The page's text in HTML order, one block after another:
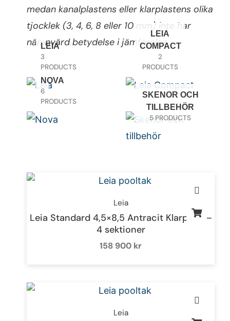
medan kanalplastens eller klarplastens olika
tjocklek (3, 4, 6, 8 eller 10 mm) inte har
nämnvärd betydelse i jämförelse.
LEIA
3
PRODUCTS
LEIA
COMPACT
2
PRODUCTS
NOVA
6
PRODUCTS
SKENOR OCH
TILLBEHÖR
5 PRODUCTS
Leia
Leia Standard 4,5×8,5 Antracit Klarplast –
4 sektioner
158 900 kr
Leia